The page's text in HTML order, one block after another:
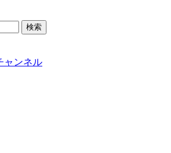
ャンネル